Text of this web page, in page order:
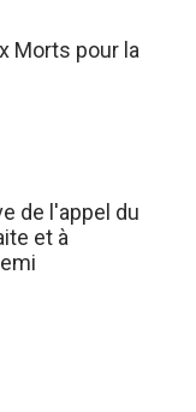
Morts pour la
de l'appel du
et à